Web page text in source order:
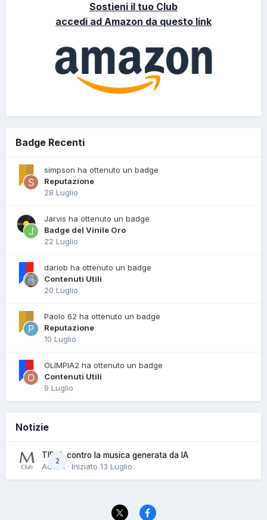
Sostieni il tuo Club
accedi ad Amazon da questo link
Badge Recenti
simpson ha ottenuto un badge
Reputazione
28 Luglio
Jarvis ha ottenuto un badge
Badge del Vinile Oro
22 Luglio
dariob ha ottenuto un badge
Contenuti Utili
20 Luglio
Paolo 62 ha ottenuto un badge
Reputazione
10 Luglio
OLIMPIA2 ha ottenuto un badge
Contenuti Utili
9 Luglio
Notizie
2
TIDAL contro la musica generata da IA
Admin · Iniziato 13 Luglio